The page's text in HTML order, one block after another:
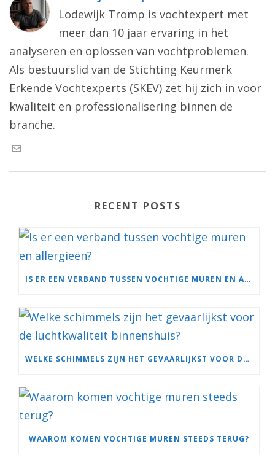
Lodewijk Tromp is vochtexpert met
meer dan 10 jaar ervaring in het
analyseren en oplossen van vochtproblemen.
Als bestuurslid van de Stichting Keurmerk
Erkende Vochtexperts (SKEV) zet hij zich in voor
kwaliteit en professionalisering binnen de
branche.
RECENT POSTS
IS ER EEN VERBAND TUSSEN VOCHTIGE MUREN EN ALLERGIEËN?
WELKE SCHIMMELS ZIJN HET GEVAARLIJKST VOOR DE LUCHTKWALITEIT BINNENSHUIS?
WAAROM KOMEN VOCHTIGE MUREN STEEDS TERUG?